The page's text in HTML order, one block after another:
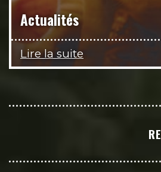
Actualités
Lire la suite